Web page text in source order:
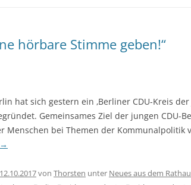
hörbare Stimme geben!“
hat sich gestern ein ‚Berliner CDU-Kreis
Gemeinsames Ziel der jungen CDU-
Menschen bei Themen der Kommunalpolitik
→
12.10.2017von Thorsten unter Neues aus dem